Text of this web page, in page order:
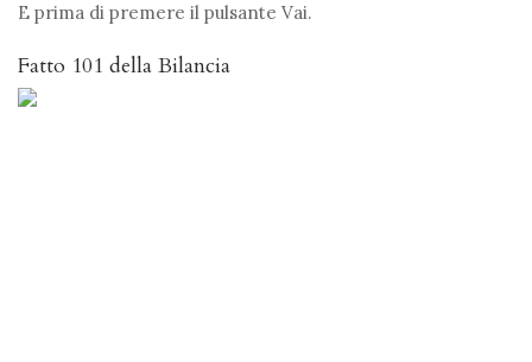
E prima di premere il pulsante Vai.
Fatto 101 della Bilancia